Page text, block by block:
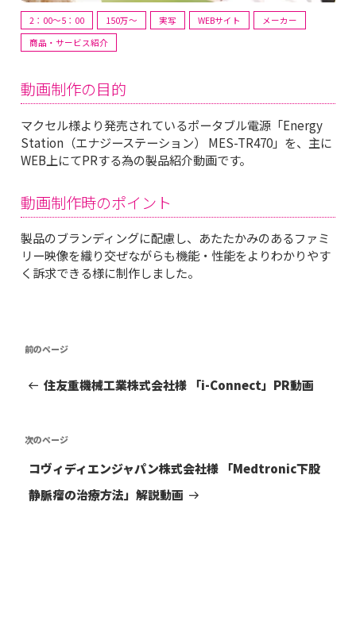
2：00～5：00 150万〜 実写 WEBサイト
メーカー
商品・サービス紹介
動画制作の目的
マクセル様より発売されているポータブル電源「Energy
Station（エナジーステーション） MES-TR470」を、主に
WEB上にてPRする為の製品紹介動画です。
動画制作時のポイント
製品のブランディングに配慮し、あたたかみのあるファミ
リー映像を織り交ぜながらも機能・性能をよりわかりやす
く訴求できる様に制作しました。
投
ナ
ー
シ
ョ
前
投
前
住友重機械工業株式会社様 「i-Connect」PR動画
次
投
稿
次
コヴィディエンジャパン株式会社様 「Medtronic下股
静脈瘤の治療方法」解説動画